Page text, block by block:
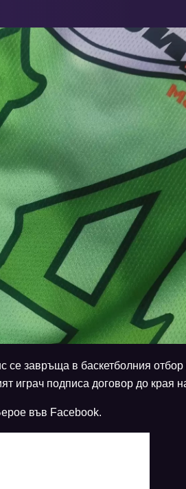
се завръща в баскетболния
играч подписа договор до края
във Facebook.